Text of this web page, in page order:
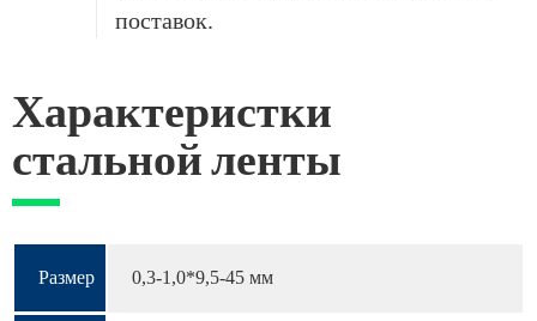
поставок.
Характеристки
стальной ленты
Размер 0,3-1,0*9,5-45 мм